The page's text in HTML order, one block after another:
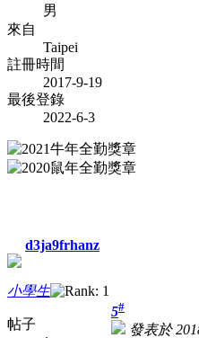
男
來自
Taipei
註冊時間
2017-9-19
最後登錄
2022-6-3
d3ja9frhanz
小學生
帖子
5#
發表於